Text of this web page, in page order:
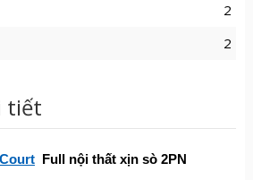
2
2
tiết
Full nội thất xịn sò 2PN